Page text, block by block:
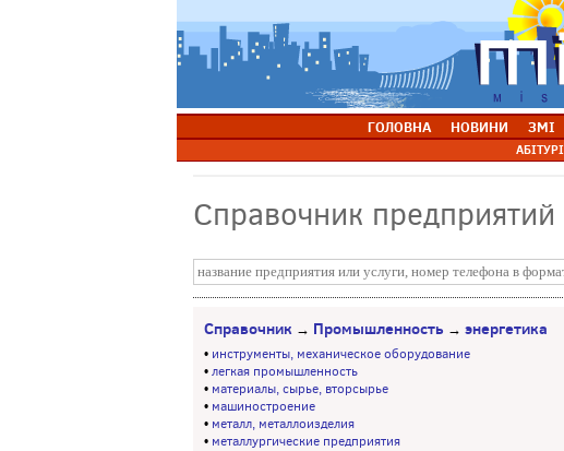
ГОЛОВНА НОВИНИ ЗМІ
Справочник
Справочник → Промышленность → энергетика
• инструменты, механическое оборудование
•легкая промышленность
• материалы, сырье, вторсырье
• машиностроение
• металл, металлоизделия
• металлургические предприятия